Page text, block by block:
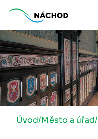
Úvod/Město a úřad/